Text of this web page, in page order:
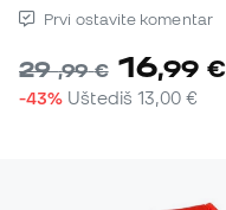
Prvi ostavite komentar
29,99 € 16,99 €
-43% Uštediš 13,00 €